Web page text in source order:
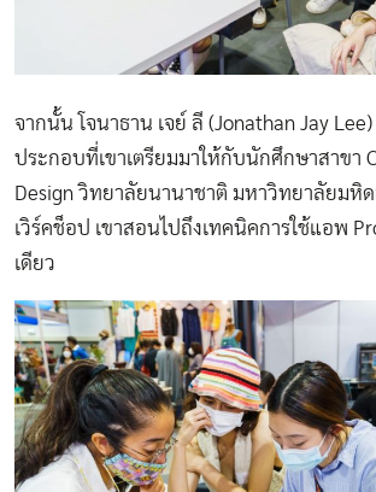
จากนั้น โจนาธาน เจย์ ลี (Jonathan Jay
ประกอบที่เขาเตรียมมาให้กับนักศึกษาสาขา
Design วิทยาลัยนานาชาติ มหาวิทยาลัยมหิด
เวิร์คช็อป เขาสอนไปถึงเทคนิคการใช้แอพ
เดียว